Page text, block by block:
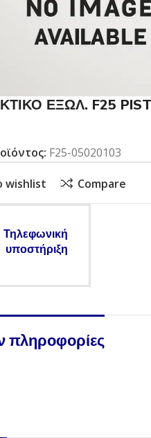
enlarge
ΕΞΩΛ. F25
F25-05020103
wishlist Compare
Τηλεφωνική
υποστήριξη
πληροφορίες